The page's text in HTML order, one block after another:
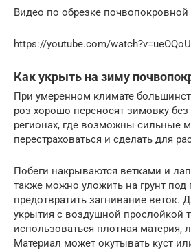
Видео по обрезке
https://youtube.com/
Как укрыть на зиму
При умеренном климате
роз хорошо переносят зимовку
регионах, где возможны сильные
перестраховаться и сделать для
Побеги накрываются ветками и
также можно уложить на грунт под
предотвратить загнивание веток.
укрытия с воздушной прослойкой
использоваться плотная материя,
Материал может окутывать куст